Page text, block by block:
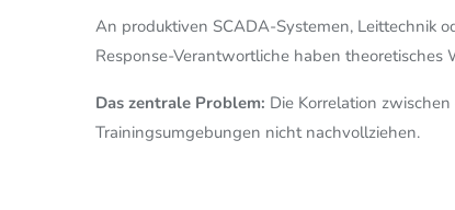
An produktiven SCADA-Systemen, Leittechnik
Response-Verantwortliche haben
Das zentrale Problem: Die Korrelation
Trainingsumgebungen nicht nachvollziehen.